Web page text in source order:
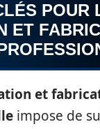
POUR
ET
et
impose de